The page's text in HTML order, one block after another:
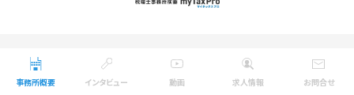
事務所概要 インタビュー 動画 求人情報 お問合せ
Copyright © ＴＫＣ Corporation
All Rights Reserved.